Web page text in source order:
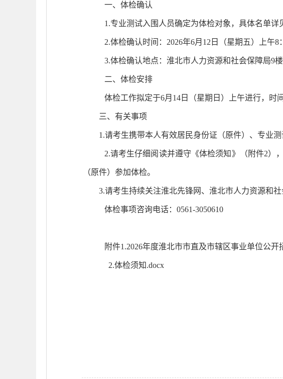
一、体检确认
1.专业测试入围人员确定为体检对象，具体名单详
2.体检确认时间： 2026年6月 12 日（星期五） 上午8：
3.体检确认地点：淮北市人力资源和社会保障局9楼
二、体检安排
体检工作拟定于6月 14日 （星期日） 上午进行， 时
三、 有关事项
1.请考生携带本人有效居民身份证 （原件） 、 专业
2.请考生仔细阅读并遵守《体检须知》（附件2）
（原件）参加体检。
3.请考生持续关注淮北先锋网 、淮北市人力资源和
体检事项咨询电话： 0561-3050610
附件1.2026年度淮北市市直及市辖区事业单位公
2.体检须知.docx